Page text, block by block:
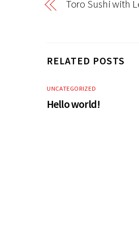
Toro Sushi with
RELATED POSTS
UNCATEGORIZED
Hello world!